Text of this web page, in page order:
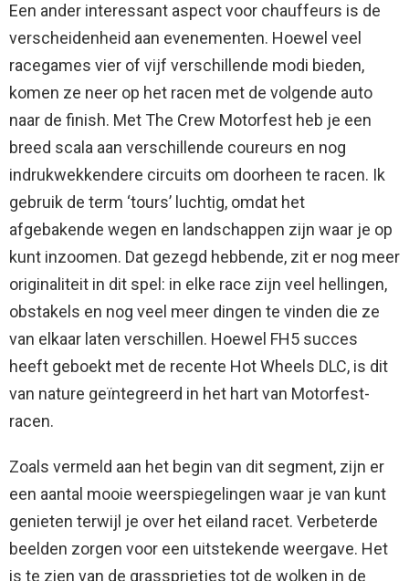
Een ander interessant aspect voor chauffeurs is de
verscheidenheid aan evenementen. Hoewel veel
racegames vier of vijf verschillende modi bieden,
komen ze neer op het racen met de volgende auto
naar de finish. Met The Crew Motorfest heb je een
breed scala aan verschillende coureurs en nog
indrukwekkendere circuits om doorheen te racen. Ik
gebruik de term ‘tours’ luchtig, omdat het
afgebakende wegen en landschappen zijn waar je op
kunt inzoomen. Dat gezegd hebbende, zit er nog meer
originaliteit in dit spel: in elke race zijn veel hellingen,
obstakels en nog veel meer dingen te vinden die ze
van elkaar laten verschillen. Hoewel FH5 succes
heeft geboekt met de recente Hot Wheels DLC, is dit
van nature geïntegreerd in het hart van Motorfest-
racen.
Zoals vermeld aan het begin van dit segment, zijn er
een aantal mooie weerspiegelingen waar je van kunt
genieten terwijl je over het eiland racet. Verbeterde
beelden zorgen voor een uitstekende weergave. Het
is te zien van de grassprietjes tot de wolken in de